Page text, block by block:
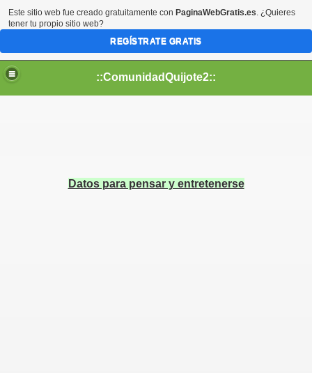
::ComunidadQuijote2::
Datos para pensar y entretenerse
Este sitio web fue creado gratuitamente con PaginaWebGratis.es. ¿Quieres
tener tu propio sitio web?
REGÍSTRATE GRATIS